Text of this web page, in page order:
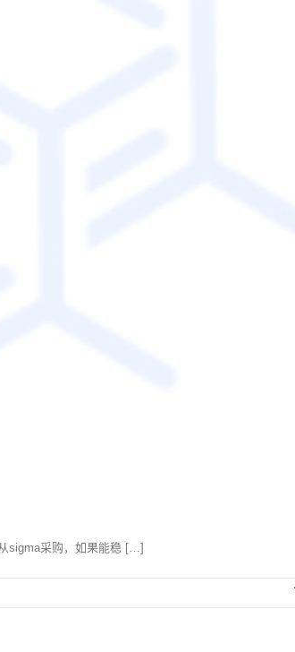
sigma采购，如果能稳 […]